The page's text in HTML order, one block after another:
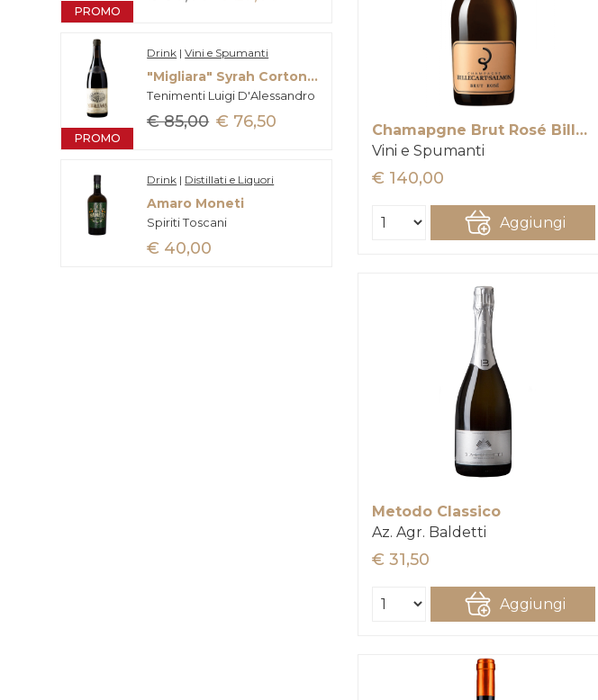
PROMO
PROMO
Drink | Vini e Spumanti
"Migliara" Syrah Cortona Doc
Tenimenti Luigi D'Alessandro
€ 85,00 € 76,50
Drink | Distillati e Liquori
Amaro Moneti
Spiriti Toscani
€ 40,00
Chamapgne Brut Rosé Billecart-Salmon
Vini e Spumanti
€ 140,00
Aggiungi
Metodo Classico
Az. Agr. Baldetti
€ 31,50
Aggiungi